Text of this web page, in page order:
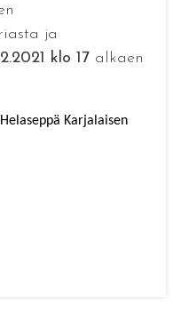
ja
klo 17 alkaen
Karjalaisen